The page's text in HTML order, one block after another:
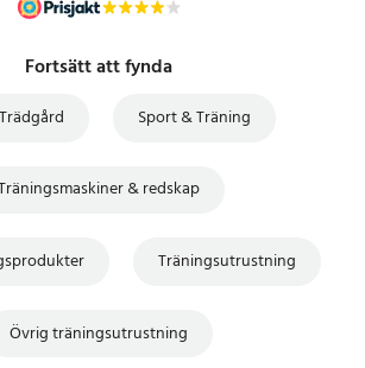
Fortsätt att fynda
Sport & Träning
& redskap
Träningsutrustning
Övrig träningsutrustning